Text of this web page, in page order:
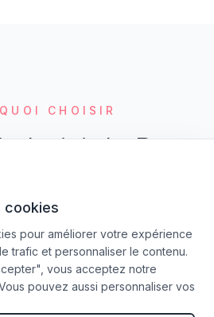
CHOISIR
choisir la Box
cookies
pour améliorer votre expérience
trafic et personnaliser le contenu.
vous acceptez notre
pouvez aussi personnaliser vos